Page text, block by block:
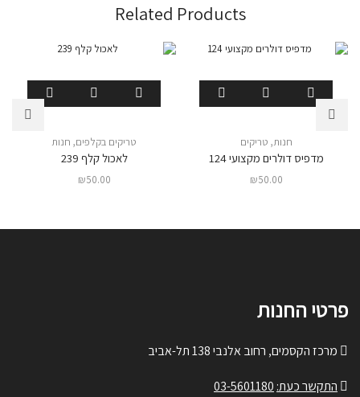
Related Products
חנות, טריקים
מדפיס דולרים מקצועי 124
₪50.00
טריקים בקלפים, חנות
לאכול קלף 239
₪50.00
פרטי החנות
מרכז הקסמים, רחוב אלנבי 138 תל-אביב
התקשר כעת: 03-5601180